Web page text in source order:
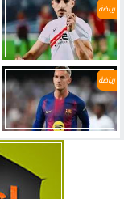
رياضة
رياضة